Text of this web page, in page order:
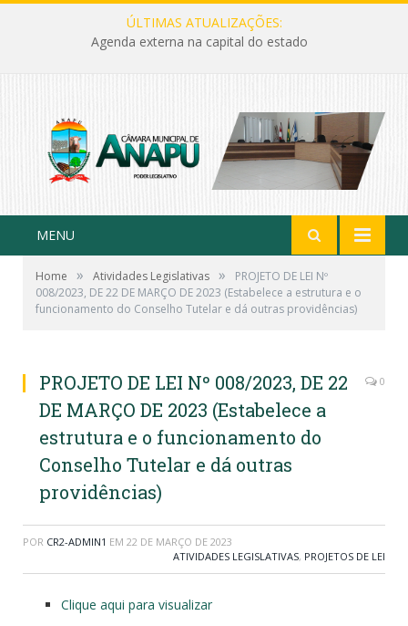
ÚLTIMAS ATUALIZAÇÕES:
Agenda externa na capital do estado
MENU
Home » Atividades Legislativas »
PROJETO DE LEI Nº
008/2023, DE 22 DE MARÇO DE 2023 (Estabelece a estrutura e o
funcionamento do Conselho Tutelar e dá outras providências)
PROJETO DE LEI Nº 008/2023, DE 22
DE MARÇO DE 2023 (Estabelece a
estrutura e o funcionamento do
Conselho Tutelar e dá outras
providências)
0
POR CR2-ADMIN1 EM 22 DE MARÇO DE 2023
ATIVIDADES LEGISLATIVAS, PROJETOS DE LEI
Clique aqui para visualizar